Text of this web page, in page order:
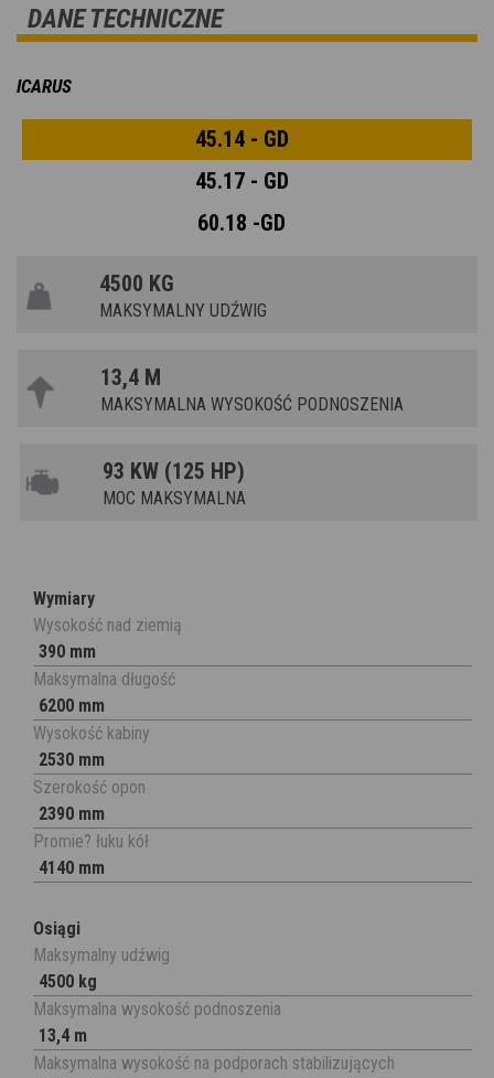
DANE TECHNICZNE
ICARUS
45.14 - GD
45.17 - GD
60.18 -GD
4500 KG
MAKSYMALNY UDŹWIG
13,4 M
MAKSYMALNA WYSOKOŚĆ PODNOSZENIA
93 KW (125 HP)
MOC MAKSYMALNA
Wymiary
Wysokość nad ziemią
390 mm
Maksymalna długość
6200 mm
Wysokość kabiny
2530 mm
Szerokość opon
2390 mm
Promie? łuku kół
4140 mm
Osiągi
Maksymalny udźwig
4500 kg
Maksymalna wysokość podnoszenia
13,4 m
Maksymalna wysokość na podporach stabilizujących